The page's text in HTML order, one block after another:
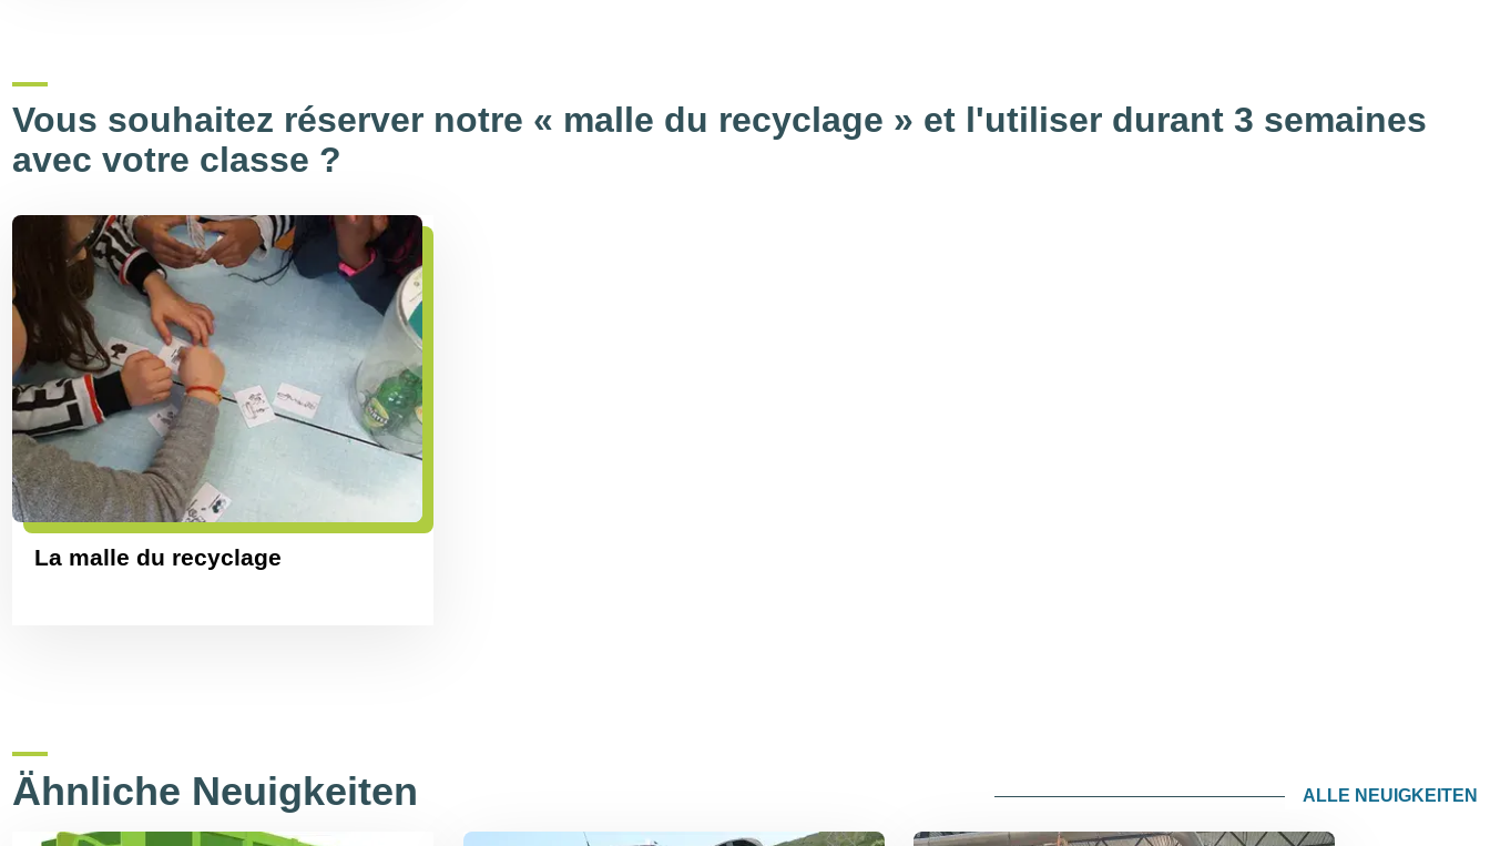
Vous souhaitez réserver notre « malle du recyclage » et l'utiliser durant 3 semaines
avec votre classe ?
La malle du recyclage
Ähnliche Neuigkeiten ALLE NEUIGKEITEN